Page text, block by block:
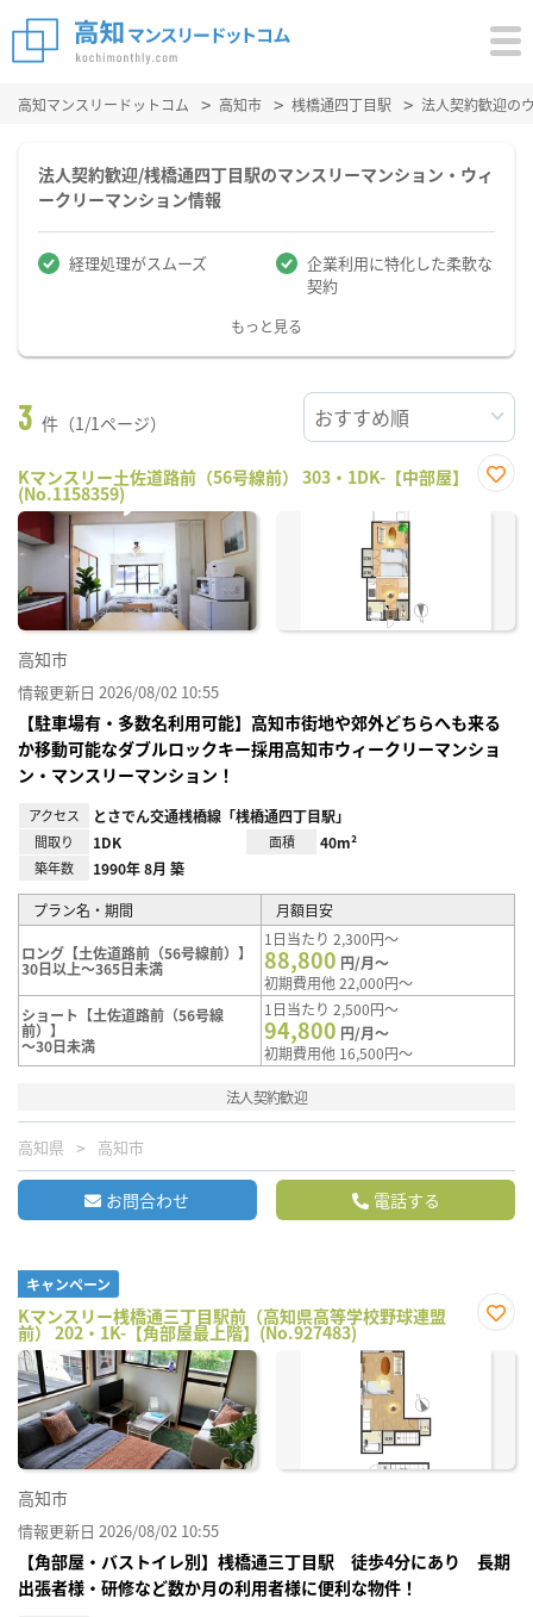
高知マンスリードットコム 高知市 桟橋通四丁目駅 法人契約歓迎の
法人契約歓迎/桟橋通四丁目駅のマンスリーマンション・ウィ
ークリーマンション情報
経理処理がスムーズ
企業利用に特化した柔軟な
契約
もっと見る
3 件（1/1ページ）
Kマンスリー土佐道路前（56号線前） 303・1DK-【中部屋】
(No.1158359)
に入
高知市
情報更新日 2026/08/02 10:55
【駐車場有・多数名利用可能】高知市街地や郊外どちらへも来る
か移動可能なダブルロックキー採用高知市ウィークリーマンショ
ン・マンスリーマンション！
アクセス とさでん交通桟橋線「桟橋通四丁目駅」
間取り 1DK 面積 40m²
築年数 1990年 8月 築
プラン名・期間 月額目安
ロング【土佐道路前（56号線前）】
30日以上～365日未満
1日当たり 2,300円～
88,800 円/月～
初期費用他 22,000円～
ショート【土佐道路前（56号線
前）】
～30日未満
1日当たり 2,500円～
94,800 円/月～
初期費用他 16,500円～
法人契約歓迎
高知県 高知市
お問合わせ 電話する
キャンペーン
Kマンスリー桟橋通三丁目駅前（高知県高等学校野球連盟
前） 202・1K-【角部屋最上階】(No.927483)
に入
高知市
情報更新日 2026/08/02 10:55
【角部屋・バストイレ別】桟橋通三丁目駅 徒歩4分にあり 長期
出張者様・研修など数か月の利用者様に便利な物件！